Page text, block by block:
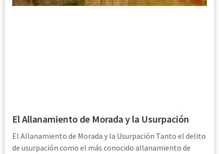
El Allanamiento de Morada y la Usurpación
El Allanamiento de Morada y la Usurpación Tanto el delito
de usurpación como el más conocido allanamiento de